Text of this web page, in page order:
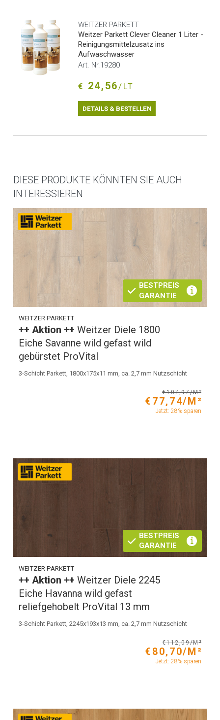
WEITZER PARKETT
Weitzer Parkett Clever Cleaner 1 Liter -
Reinigungsmittelzusatz ins
Aufwaschwasser
Art. Nr.19280
€ 24,56/LT
DETAILS & BESTELLEN
DIESE PRODUKTE KÖNNTEN SIE AUCH
INTERESSIEREN
BESTPREIS
GARANTIE
WEITZER PARKETT
++ Aktion ++Weitzer Diele 1800
Eiche Savanne wild gefast wild
gebürstet ProVital
3-Schicht Parkett, 1800x175x11 mm, ca. 2,7 mm Nutzschicht
€107,97/M²
€77,74/M²
Jetzt: 28% sparen
BESTPREIS
GARANTIE
WEITZER PARKETT
++ Aktion ++Weitzer Diele 2245
Eiche Havanna wild gefast
reliefgehobelt ProVital 13 mm
3-Schicht Parkett, 2245x193x13 mm, ca. 2,7 mm Nutzschicht
€112,09/M²
€80,70/M²
Jetzt: 28% sparen